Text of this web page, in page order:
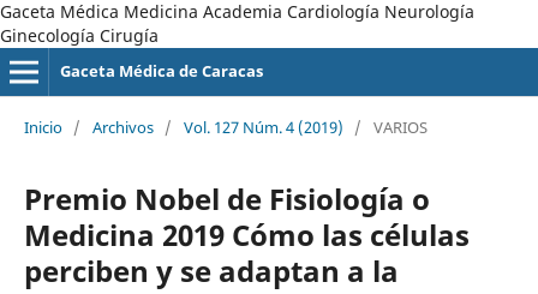
Gaceta Médica Medicina Academia Cardiología Neurología
Ginecología Cirugía
Gaceta Médica de Caracas
Inicio / Archivos / Vol. 127 Núm. 4 (2019) / VARIOS
Premio Nobel de Fisiología o
Medicina 2019 Cómo las células
perciben y se adaptan a la